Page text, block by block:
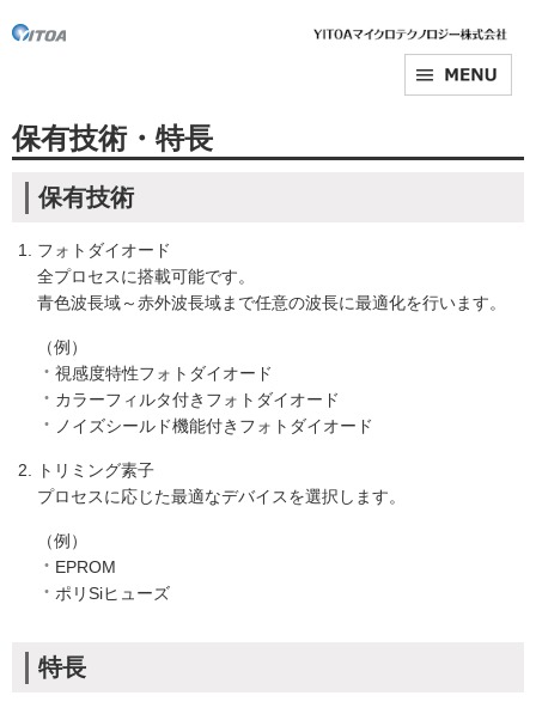
保有技術・特長
保有技術
フォトダイオード
全プロセスに搭載可能です。
青色波長域～赤外波長域まで任意の波長に最適化を行います。
（例）
視感度特性フォトダイオード
カラーフィルタ付きフォトダイオード
ノイズシールド機能付きフォトダイオード
トリミング素子
プロセスに応じた最適なデバイスを選択します。
（例）
EPROM
ポリSiヒューズ
特長